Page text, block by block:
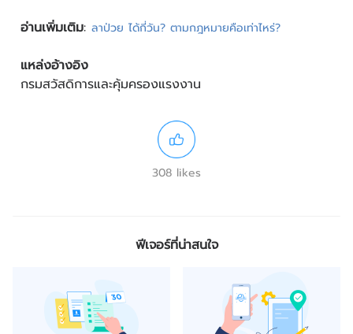
อ่านเพิ่มเติม: ลาป่วย ได้กี่วัน? ตามกฎหมายคือเท่าไหร่?
แหล่งอ้างอิง
กรมสวัสดิการและคุ้มครองแรงงาน
308 likes
ฟีเจอร์ที่น่าสนใจ